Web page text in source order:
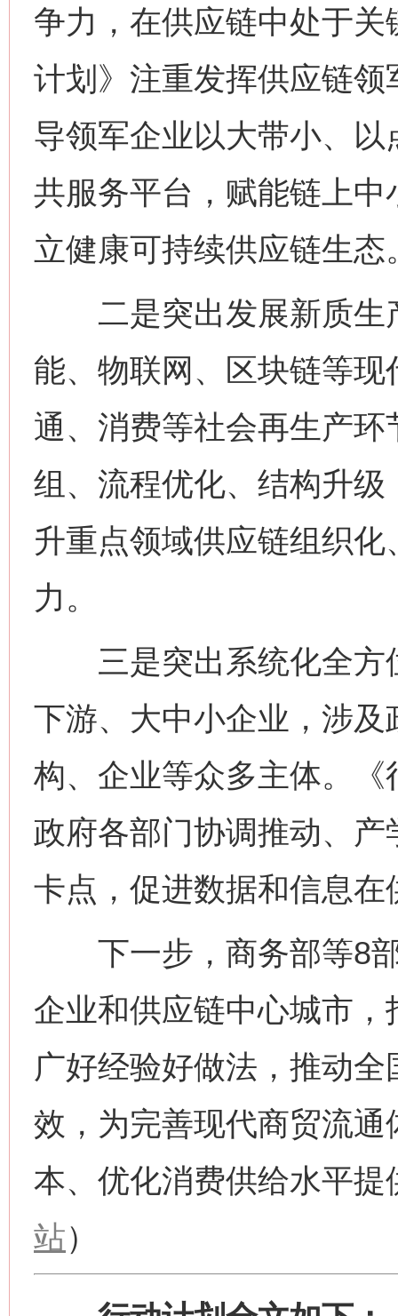
争力，在供应链中处于
计划》注重发挥供应链
导领军企业以大带小、
共服务平台，赋能链上
立健康可持续供应链生态
二是突出发展新质生
能、物联网、区块链等
通、消费等社会再生产
组、流程优化、结构升
升重点领域供应链组织
力。
三是突出系统化全方
下游、大中小企业，涉
构、企业等众多主体。
政府各部门协调推动、
卡点，促进数据和信息
下一步，商务部等8部
企业和供应链中心城市
广好经验好做法，推动
效，为完善现代商贸流
本、优化消费供给水平提
站）